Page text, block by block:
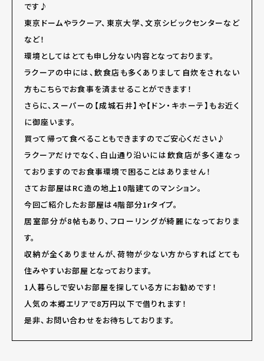
です♪
東京ドームやラクーア、東京大学、文京シビックセンターなど
など！
環境としてはとても申し分ない内容となっております。
ラクーアの中には、飲食店も多くありまして自炊をされない
方もこちらでお食事を済ませることができます！
さらに、スーパーの【成城石井】や【ドン・キホーテ】もお近く
に御座います。
買って帰って食べることもできますのでご安心ください♪
ラクーアだけでなく、白山通り沿いには飲食店が多く連なっ
ておりますのでお食事環境で困ることはありません！
さてお部屋はRC造の地上10階建てのマンション。
今回ご紹介したお部屋は4階部分1rタイプ。
居室部分が8帖もあり、フローリングが綺麗になっておりま
す。
収納が全くありませんが、荷物が少ない方からすればとても
住みやすいお部屋となっております。
1人暮らしで安いお部屋を探している方にお勧めです！
人気の本郷エリアで8万円以下で借りれます！
是非、お問い合わせをお待ちしております。